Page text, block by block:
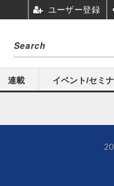
連載 イベント/セミ
ユーザー登録